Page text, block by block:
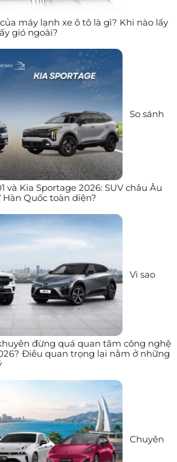
máy lạnh xe ô tô là gì? Khi nào lấy
gió ngoài?
So sánh
và Kia Sportage 2026: SUV châu Âu
Quốc toàn diện?
Vì sao
đừng quá quan tâm công nghệ
Điều quan trọng lại nằm ở những
Chuyên